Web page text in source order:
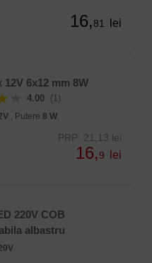
16,81 lei
12V 6x12 mm 8W
4.00 (1)
, Putere 8 W
PRP: 21,13 lei
16,9 lei
220V COB
albastru